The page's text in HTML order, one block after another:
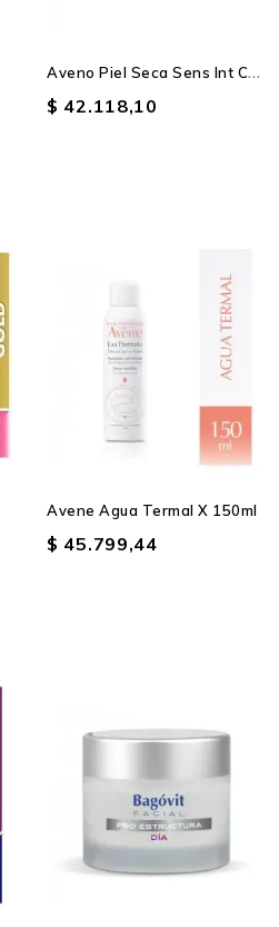
A
Veno Piel Seca Sens Int Cr...
$ 42.118,10
Avene Agua Termal X 150ml
$ 45.799,44